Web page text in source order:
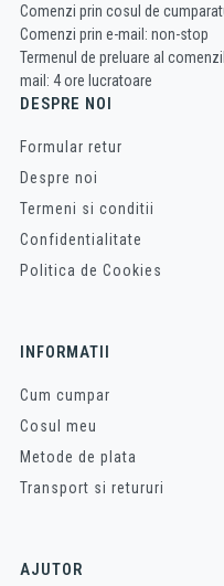
Comenzi prin cosul de
Comenzi prin e-mail: non-stop
Termenul de preluare al
mail: 4 ore lucratoare
DESPRE NOI
Formular retur
Despre noi
Termeni si conditii
Confidentialitate
Politica de Cookies
INFORMATII
Cum cumpar
Cosul meu
Metode de plata
Transport si retururi
AJUTOR